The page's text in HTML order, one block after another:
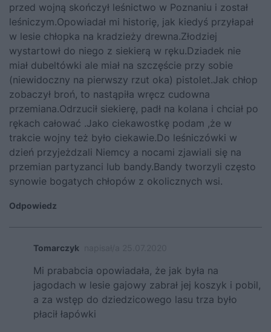
przed wojną skończył leśnictwo w Poznaniu i został
leśniczym.Opowiadał mi historię, jak kiedyś przyłapał
w lesie chłopka na kradzieży drewna.Złodziej
wystartowł do niego z siekierą w ręku.Dziadek nie
miał dubeltówki ale miał na szczęście przy sobie
(niewidoczny na pierwszy rzut oka) pistolet.Jak chłop
zobaczył broń, to nastąpiła wręcz cudowna
przemiana.Odrzucił siekierę, padł na kolana i chciał po
rękach całować .Jako ciekawostkę podam ,że w
trakcie wojny też było ciekawie.Do leśniczówki w
dzień przyjeżdzali Niemcy a nocami zjawiali się na
przemian partyzanci lub bandy.Bandy tworzyli często
synowie bogatych chłopów z okolicznych wsi.
Odpowiedz
Tomarczyk
Mi prababcia opowiadała, że jak była na
jagodach w lesie gajowy zabrał jej koszyk i pobil,
a za wstęp do dziedzicowego lasu trza było
płacił łapówki